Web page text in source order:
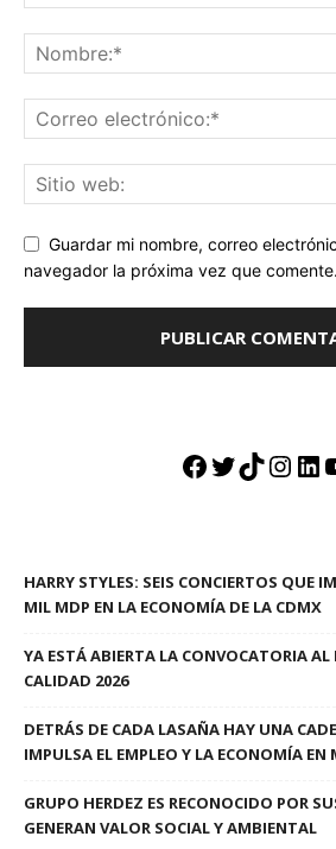
Guardar mi nombre, correo
navegador la próxima vez que comente.
Facebook
Twitter
TikTok
HARRY STYLES: SEIS CONCIERTOS QUE
MIL MDP EN LA ECONOMÍA DE LA CDMX
YA ESTÁ ABIERTA LA CONVOCATORIA
CALIDAD 2026
DETRÁS DE CADA LASAÑA HAY UNA
IMPULSA EL EMPLEO Y LA ECONOMÍA EN
GRUPO HERDEZ ES RECONOCIDO POR
GENERAN VALOR SOCIAL Y AMBIENTAL